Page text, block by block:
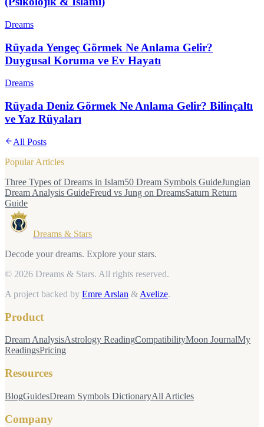
Dreams
Rüyada Yengeç Görmek Ne Anlama Gelir?
Duygusal Koruma ve Ev Hayatı
Dreams
Rüyada Deniz Görmek Ne Anlama Gelir? Bilinçaltı
ve Yaz Rüyaları
All Posts
Popular Articles
Three Types of Dreams in Islam50 Dream Symbols GuideJungian
Dream Analysis GuideFreud vs Jung on DreamsSaturn Return
Guide
Dreams & Stars
Decode your dreams. Explore your stars.
© 2026 Dreams & Stars. All rights reserved.
A project backed by Emre Arslan & Avelize.
Product
Dream AnalysisAstrology ReadingCompatibilityMoon JournalMy
ReadingsPricing
Resources
BlogGuidesDream Symbols DictionaryAll Articles
Company